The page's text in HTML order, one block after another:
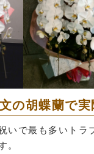
の胡蝶蘭で
いで最も多いトラ
。